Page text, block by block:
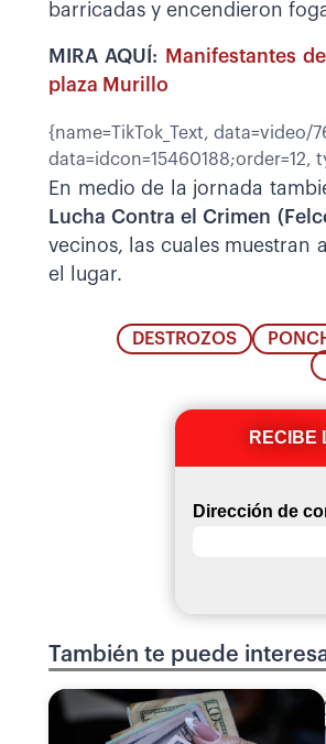
barricadas y encendieron
MIRA AQUÍ:
Manifestantes
plaza Murillo
{name=TikTok_Text,
data=idcon=15460188;order=12,
En medio de la jornada
Lucha Contra el Crimen
vecinos, las cuales
el lugar.
DESTROZOS
RECIBE
Dirección de
También te puede